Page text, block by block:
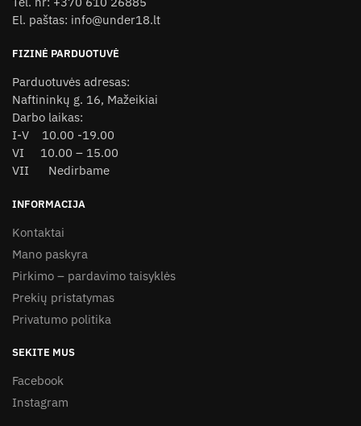
the
page
El. paštas: info@under18.lt
FIZINĖ PARDUOTUVĖ
Parduotuvės adresas:
Naftininkų g. 16, Mažeikiai
Darbo laikas:
I-V 10.00 -19.00
VI 10.00 – 15.00
VII Nedirbame
INFORMACIJA
Kontaktai
Mano paskyra
Pirkimo – pardavimo taisyklės
Prekių pristatymas
Privatumo politika
SEKITE MUS
Facebook
Instagram